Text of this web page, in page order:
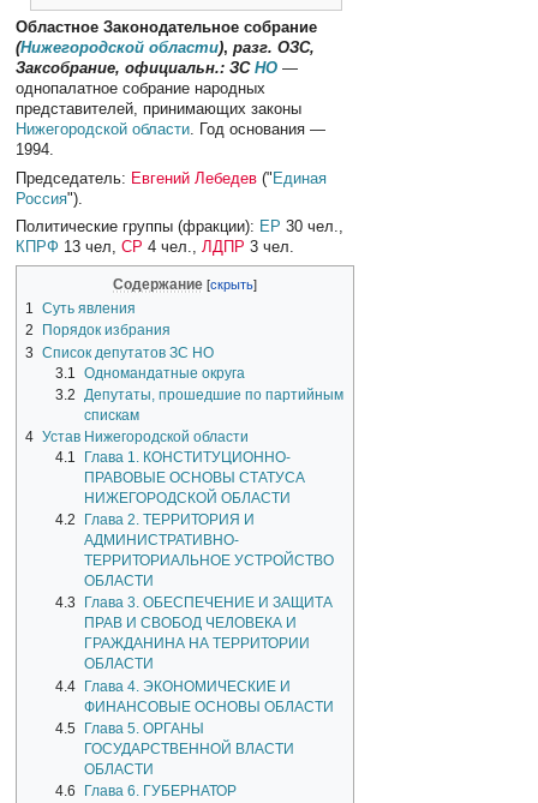
Областное Законодательное собрание
(Нижегородской области),разг. ОЗС,
Заксобрание, официальн.: ЗСНО —
однопалатное собрание народных
представителей, принимающих законы
Нижегородской области. Год основания —
1994.
Председатель: Евгений Лебедев (" Единая
Россия").
Политические группы (фракции): ЕР 30 чел.,
КПРФ 13 чел,СР 4 чел.,ЛДПР 3 чел.
Содержание
1
Суть явления
2
Порядок избрания
3
Список депутатов ЗС НО
3.1
Одномандатные округа
3.2 Депутаты, прошедшие по партийным
спискам
4 Устав Нижегородской области
4.1
Глава 1. КОНСТИТУЦИОННО-
ПРАВОВЫЕ ОСНОВЫ СТАТУСА
НИЖЕГОРОДСКОЙ ОБЛАСТИ
4.2
Глава 2. ТЕРРИТОРИЯ И
АДМИНИСТРАТИВНО-
ТЕРРИТОРИАЛЬНОЕ УСТРОЙСТВО
ОБЛАСТИ
4.3
Глава 3. ОБЕСПЕЧЕНИЕ И ЗАЩИТА
ПРАВ И СВОБОД ЧЕЛОВЕКА И
ГРАЖДАНИНА НА ТЕРРИТОРИИ
ОБЛАСТИ
4.4 Глава 4. ЭКОНОМИЧЕСКИЕ И
ФИНАНСОВЫЕ ОСНОВЫ ОБЛАСТИ
4.5 Глава 5. ОРГАНЫ
ГОСУДАРСТВЕННОЙ ВЛАСТИ
ОБЛАСТИ
4.6
Глава 6. ГУБЕРНАТОР